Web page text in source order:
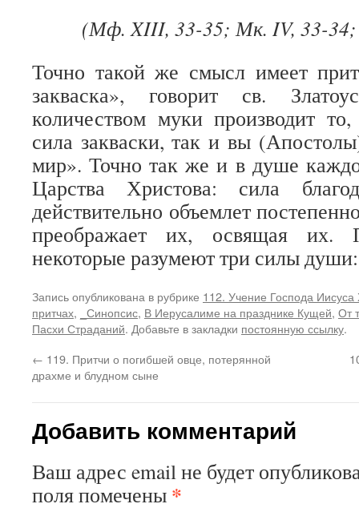
(Мф. XIII, 33-35; Мк. IV, 33-
Точно такой же смысл имеет
закваска», говорит св.
количеством муки производит
сила закваски, так и вы
мир». Точно так же и в душе
Царства Христова: сила
действительно объемлет
преображает их, освящая их.
некоторые разумеют три силы
Запись опубликована в рубрике 112. Учение Господа
притчах, _Синопсис, В Иерусалиме на празднике Кущей, От
Пасхи Страданий. Добавьте в закладки постоянную ссылку.
← 119. Притчи о погибшей овце, потерянной
драхме и блудном сыне
Добавить комментарий
Ваш адрес email не будет
поля помечены *